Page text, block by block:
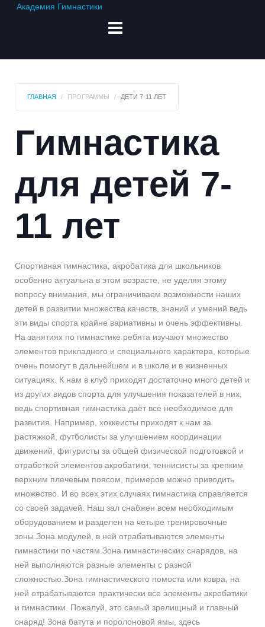
Академия Гимнастики
ГЛАВНАЯ ПРОГРАММЫ ДЕТИ 7-11 ЛЕТ
Гимнастика
для детей 7-
11 лет
Спортивная гимнастика, акробатика для школьников
особенно актуальна в этом возрасте, не уделяя этому
вопросу внимания, мы ограничиваем возможности наших
детей в развитии множества качеств, знаний и умений ведь
эти виды спорта крайне вариативны и очень эффективны.
На занятиях по гимнастике ребята изучают множество
элементов прикладного и специального характера, которые
очень помогут в дальнейшем и в школе и в жизненных
ситуациях. К нам в клуб приходят достаточно много детей и
из других видов спорта для улучшения показателей в них,
ведь спортивная гимнастика даёт все необходимое для
развития. Например, хоккеисты приходят к нам за
растяжкой, футболисты за улучшением координации
движений, фигуристы за общей физической подготовкой и
отработкой элементов акробатики, теннисисты за крепким
верхним плечевым поясом, примеров можно приводить
множество. И во всех этих случаях гимнастика справляется
со своей задачей. Наш зал снабжен всем необходимым
оборудованием и разделен на четыре тренировочные
зоны.Зона модулей, в ней отрабатываются элементы
гимнастики по частям.Зона гимнастических снарядов, на
ней выполняются разные элементы с разной
сложностью.Зона гимнастического помоста или ковра, на
ней отрабатываются практически все элементы акробатики
и гимнастики. Пожалуй, это самый зрелищный и главный
снаряд! Зона батута и поролоновой ямы, здесь